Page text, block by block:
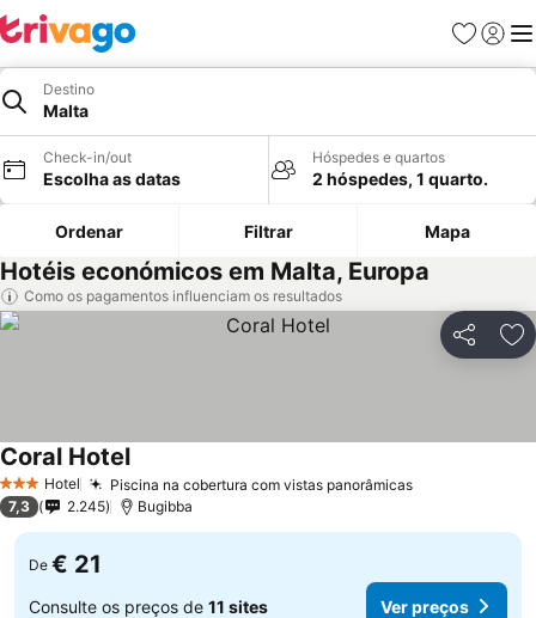
Favoritos
Iniciar
Destino
Malta
Check-in/out
Escolha as datas
Hóspedes e quartos
2 hóspedes, 1 quarto.
Ordenar Filtrar Mapa
Hotéis económicos em Malta, Europa
Como os pagamentos influenciam os resultados
Partilhar
3 EstrelasHotel Piscina na cobertura com vistas panorâmicasVer preços
Coral HotelVer preços
7,3 2.245 Bugibba
De € 21
Consulte os preços de 11 sites Ver preços